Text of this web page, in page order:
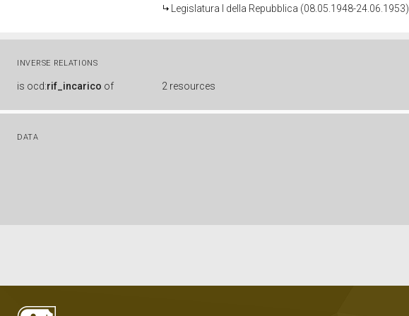
Legislatura I della Repubblica (08.05.1948-24.06.1953)
INVERSE RELATIONS
is ocd:rif_incarico of 2 resources
DATA